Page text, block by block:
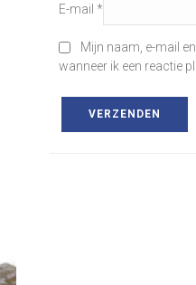
E-mail *
Mijn naam, e-mail
wanneer ik een reactie